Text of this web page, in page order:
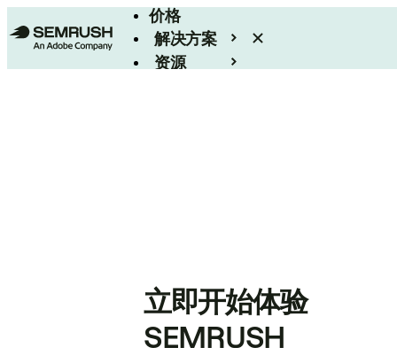
价格
解决方案
资源
立即开始体验
SEMRUSH